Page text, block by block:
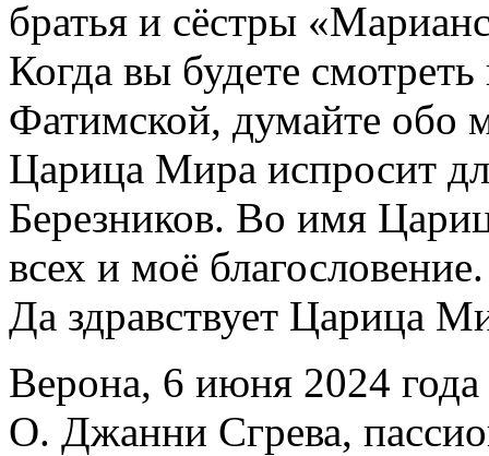
братья и сёстры
Когда вы будете
Фатимской, думайте обо
Царица Мира испросит
Березников. Во имя
всех и моё благословение.
Да здравствует Царица
Верона, 6 июня 2024 года
О. Джанни Сгрева,